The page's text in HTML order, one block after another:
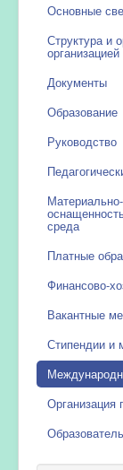
Основные
Структура и
организацией
Документы
Образование
Руководство
среда
Платные
Финансово-
Вакантные
Стипендии и
Организация